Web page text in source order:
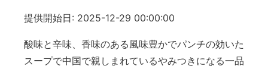
提供開始日: 2025-12-29 00:00:00
酸味と辛味、香味のある風味豊かでパンチの効いた
スープで中国で親しまれているやみつきになる一品